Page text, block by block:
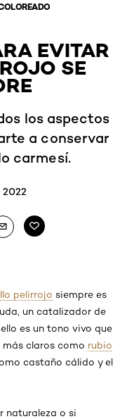
EVITAR
SE
los aspectos
a conservar
carmesí.
2022
pelirrojo siempre es
un catalizador de
es un tono vivo que
claros como rubio
castaño cálido y el
naturaleza o si